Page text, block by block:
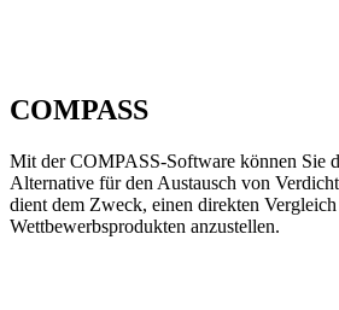
COMPASS
Mit der COMPASS-Software können Sie
Alternative für den Austausch von
dient dem Zweck, einen direkten
Wettbewerbsprodukten anzustellen.